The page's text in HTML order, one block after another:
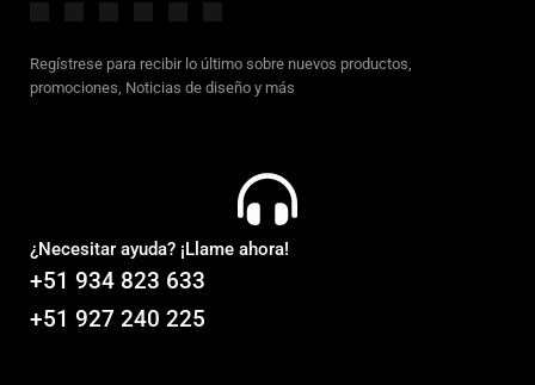
Regístrese para recibir lo último sobre nuevos productos,
promociones, Noticias de diseño y más
¿Necesitar ayuda? ¡Llame ahora!
+51 934 823 633
+51 927 240 225